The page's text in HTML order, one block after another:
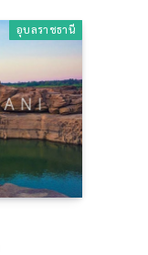
อุบลราชธานี